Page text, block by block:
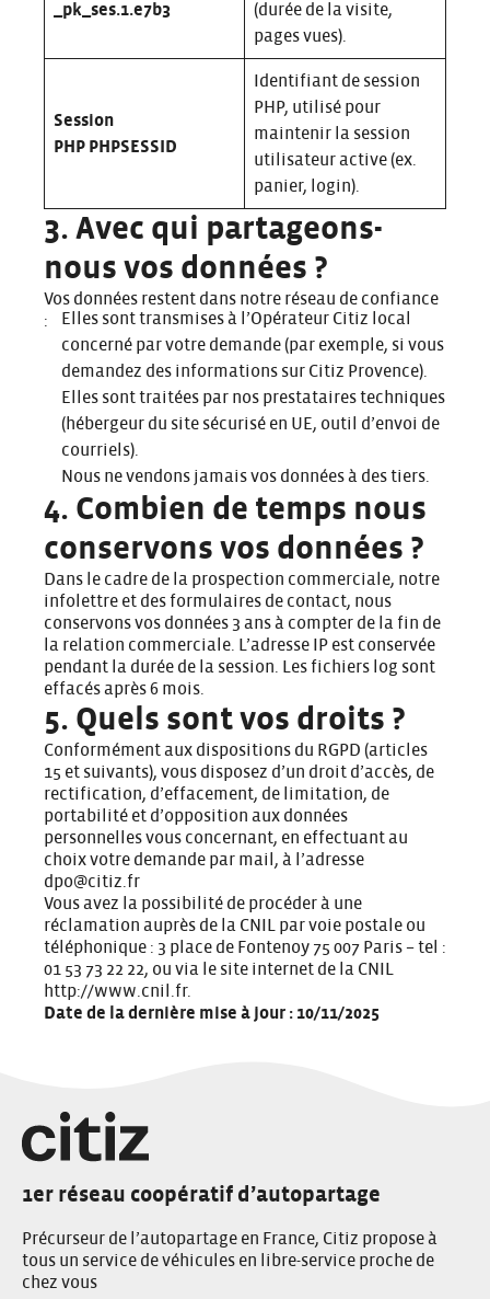
_pk_ses.1.e7b3
(durée de la visite,
pages vues).
Session
PHP PHPSESSID
Identifiant de session
PHP, utilisé pour
maintenir la session
utilisateur active (ex.
panier, login).
3. Avec qui partageons-
nous vos données ?
Vos données restent dans notre réseau de confiance
:
Elles sont transmises à l’Opérateur Citiz local
concerné par votre demande (par exemple, si vous
demandez des informations sur Citiz Provence).
Elles sont traitées par nos prestataires techniques
(hébergeur du site sécurisé en UE, outil d’envoi de
courriels).
Nous ne vendons jamais vos données à des tiers.
4. Combien de temps nous
conservons vos données ?
Dans le cadre de la prospection commerciale, notre
infolettre et des formulaires de contact, nous
conservons vos données 3 ans à compter de la fin de
la relation commerciale. L’adresse IP est conservée
pendant la durée de la session. Les fichiers log sont
effacés après 6 mois.
5. Quels sont vos droits ?
Conformément aux dispositions du RGPD (articles
15 et suivants), vous disposez d’un droit d’accès, de
rectification, d’effacement, de limitation, de
portabilité et d’opposition aux données
personnelles vous concernant, en effectuant au
choix votre demande par mail, à l’adresse
dpo@citiz.fr
Vous avez la possibilité de procéder à une
réclamation auprès de la CNIL par voie postale ou
téléphonique : 3 place de Fontenoy 75 007 Paris – tel :
01 53 73 22 22, ou via le site internet de la CNIL
http://www.cnil.fr.
Date de la dernière mise à jour : 10/11/2025
1er réseau coopératif d’autopartage
Précurseur de l’autopartage en France, Citiz propose à
tous un service de véhicules en libre-service proche de
chez vous